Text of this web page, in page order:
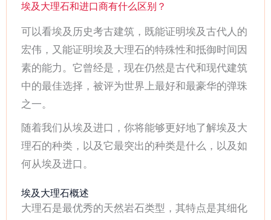
埃及大理石和进口商有什么区别？
可以看埃及历史考古建筑，既能证明埃及古代人的
宏伟，又能证明埃及大理石的特殊性和抵御时间因
素的能力。它曾经是，现在仍然是古代和现代建筑
中的最佳选择，被评为世界上最好和最豪华的弹珠
之一。
随着我们从埃及进口，你将能够更好地了解埃及大
理石的种类，以及它最突出的种类是什么，以及如
何从埃及进口。
埃及大理石概述
大理石是最优秀的天然岩石类型，其特点是其细化